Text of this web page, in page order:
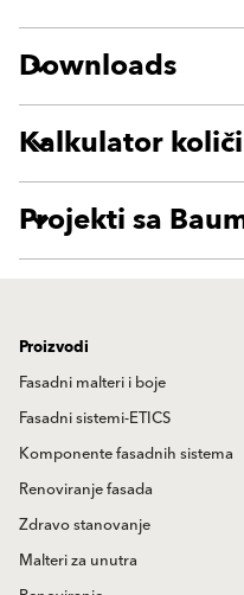
Downloads
Kalkulator
Projekti sa
Proizvodi
Fasadni malteri i boje
Fasadni sistemi-ETICS
Komponente fasadnih sistema
Renoviranje fasada
Zdravo stanovanje
Malteri za unutra